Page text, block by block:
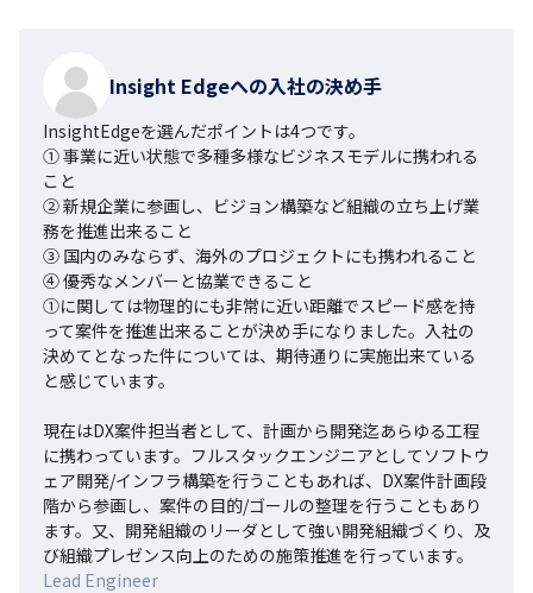
Insight Edgeへの入社の決め手
InsightEdgeを選んだポイントは4つです。
① 事業に近い状態で多種多様なビジネスモデルに携われる
こと
② 新規企業に参画し、ビジョン構築など組織の立ち上げ業
務を推進出来ること
③ 国内のみならず、海外のプロジェクトにも携われること
④ 優秀なメンバーと協業できること
①に関しては物理的にも非常に近い距離でスピード感を持
って案件を推進出来ることが決め手になりました。入社の
決めてとなった件については、期待通りに実施出来ている
と感じています。
現在はDX案件担当者として、計画から開発迄あらゆる工程
に携わっています。フルスタックエンジニアとしてソフトウ
ェア開発/インフラ構築を行うこともあれば、DX案件計画段
階から参画し、案件の目的/ゴールの整理を行うこともあり
ます。又、開発組織のリーダとして強い開発組織づくり、及
び組織プレゼンス向上のための施策推進を行っています。
Lead Engineer